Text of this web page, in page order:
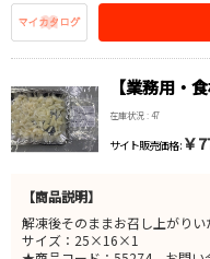
【業務用・
在庫状況 : 47
サイト販売価格 : ￥
【商品説明】
解凍後そのままお召し上がりい
サイズ：25×16×1